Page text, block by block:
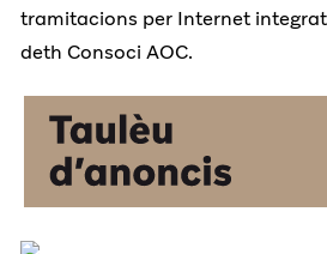
tramitacions per Internet
deth Consoci AOC.